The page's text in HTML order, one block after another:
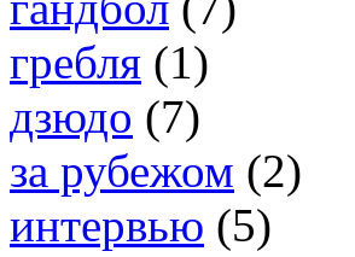
гребля (1)
дзюдо (7)
за рубежом (2)
интервью (5)